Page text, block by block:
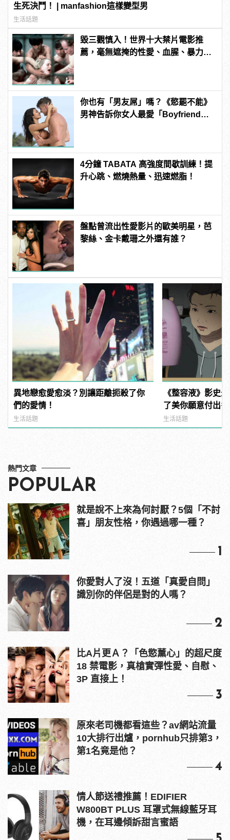
生死決鬥！ | manfashion這樣變型男
生活話題
毀三觀慎入！世界十大禁片電影推
薦，毫無遮掩的性愛、血腥、暴力、
你也有「男友屌」嗎？《慾罷不能》
男神告訴你女人最愛「Boyfriend
4分鐘 TABATA 高強度間歇訓練！提
升心跳、燃燒熱量、迅速燃脂！
盤點曾流出性愛影片的歐美明星，芭
黎絲、金卡戴珊之外還有誰？
異地戀愈愛愈淡？別讓距離扼殺了你
們的愛情！
生活話題
《整容液》影史
了美你願意付出
生活話題
熱門文章
POPULAR
就是說不上來為何討厭？5個「不討
喜」朋友性格，你遇過哪一種？
1
你愛對人了沒！五道「真愛自問」
識別你的伴侶是對的人嗎？
2
比A片更Ａ？「色慾薰心」的超尺度
18 禁電影，真槍實彈性愛、自慰、
3P 直接上！
3
原來老司機都看這些？av網站流量
10大排行出爐，pornhub只排第3，
第1名竟是他？
4
情人節送禮推薦！EDIFIER
W800BT PLUS 耳罩式無線藍牙耳
機，在耳邊傾訴甜言蜜語